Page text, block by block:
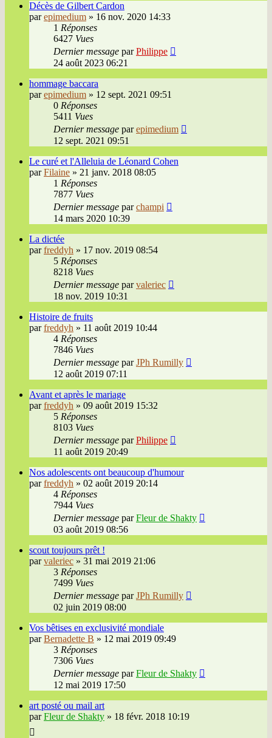
Décès de Gilbert Cardon
parepimedium » 16 nov. 2020 14:33
1 Réponses
6427 Vues
Dernier message parPhilippe
24 août 2023 06:21
hommage baccara
parepimedium » 12 sept. 2021 09:51
0 Réponses
5411 Vues
Dernier message parepimedium
12 sept. 2021 09:51
Le curé et l'Alleluia de Léonard Cohen
parFilaine » 21 janv. 2018 08:05
1 Réponses
7877 Vues
Dernier message parchampi
14 mars 2020 10:39
La dictée
parfreddyh » 17 nov. 2019 08:54
5 Réponses
8218 Vues
Dernier message parvaleriec
18 nov. 2019 10:31
Histoire de fruits
parfreddyh » 11 août 2019 10:44
4 Réponses
7846 Vues
Dernier message parJPh Rumilly
12 août 2019 07:11
Avant et après le mariage
parfreddyh » 09 août 2019 15:32
5 Réponses
8103 Vues
Dernier message parPhilippe
11 août 2019 20:49
Nos adolescents ont beaucoup d'humour
parfreddyh » 02 août 2019 20:14
4 Réponses
7944 Vues
Dernier message parFleur de Shakty
03 août 2019 08:56
scout toujours prêt !
parvaleriec » 31 mai 2019 21:06
3 Réponses
7499 Vues
Dernier message parJPh Rumilly
02 juin 2019 08:00
Vos bêtises en exclusivité mondiale
parBernadette B » 12 mai 2019 09:49
3 Réponses
7306 Vues
Dernier message parFleur de Shakty
12 mai 2019 17:50
art posté ou mail art
parFleur de Shakty » 18 févr. 2018 10:19